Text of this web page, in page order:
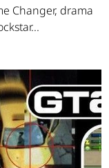
Changer, drama